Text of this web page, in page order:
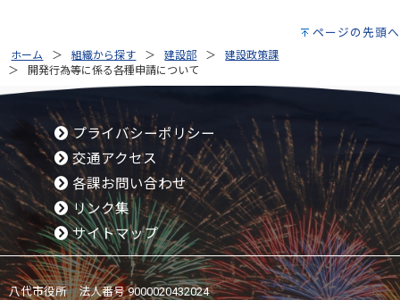
ページの先頭へ
ホーム 組織から探す 建設部
建設政策課
開発行為等に係る各種申請について
プライバシーポリシー
交通アクセス
各課お問い合わせ
リンク集
サイトマップ
八代市役所 法人番号 9000020432024